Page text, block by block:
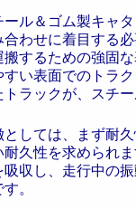
ール＆ゴム製キャ
合わせに着目する
搬するための強固
すい表面でのトラ
トラックが、スチ
としては、まず耐
耐久性を求められ
吸収し、走行中の
。